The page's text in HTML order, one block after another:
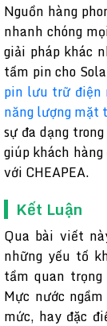
Nguồn hàng
nhanh chóng
giải pháp khác
tấm pin cho
pin lưu trữ điện
năng lượng mặt
sự đa dạng
giúp khách
với CHEAPEA.
Kết Luận
Qua bài viết
những yếu tố
tầm quan
Mực nước
mức, hay đặc